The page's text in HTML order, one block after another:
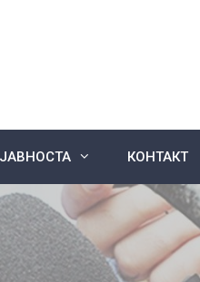
КОНТАКТ